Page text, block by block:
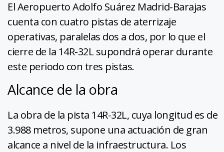
El Aeropuerto Adolfo Suárez Madrid-Barajas
cuenta con cuatro pistas de aterrizaje
operativas, paralelas dos a dos, por lo que el
cierre de la 14R-32L supondrá operar durante
este periodo con tres pistas.
Alcance de la obra
La obra de la pista 14R-32L, cuya longitud es de
3.988 metros, supone una actuación de gran
alcance a nivel de la infraestructura. Los